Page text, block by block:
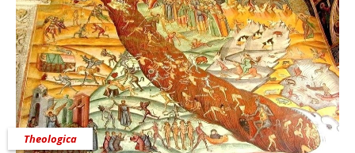
Theologica